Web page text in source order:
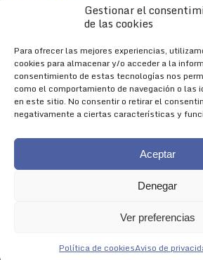
Gestionar el
de las cookies
Para ofrecer las mejores experiencias,
cookies para almacenar y/o acceder a la
consentimiento de estas tecnologías nos
como el comportamiento de navegación o las
en este sitio. No consentir o retirar el
negativamente a ciertas características y
Aceptar
Denegar
Ver preferencias
Política de cookiesAviso de
TREK
SÍGUENOS
Encuéntranos en:
Facebook
page
YouTube
page
Instagram
page
Aviso Legal|